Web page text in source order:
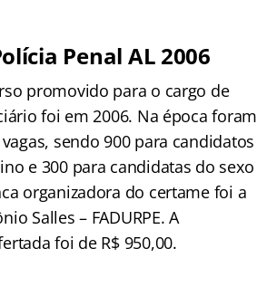
Penal AL 2006
promovido para o cargo de
foi em 2006. Na época foram
sendo 900 para candidatos
e 300 para candidatas do sexo
organizadora do certame foi a
Salles – FADURPE. A
foi de R$ 950,00.